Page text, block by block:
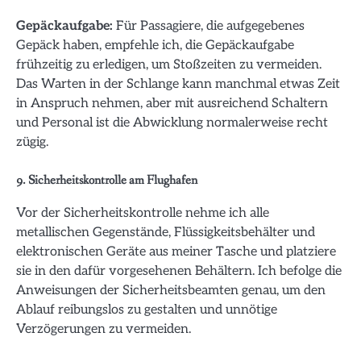
Gepäckaufgabe: Für Passagiere, die aufgegebenes
Gepäck haben, empfehle ich, die Gepäckaufgabe
frühzeitig zu erledigen, um Stoßzeiten zu vermeiden.
Das Warten in der Schlange kann manchmal etwas Zeit
in Anspruch nehmen, aber mit ausreichend Schaltern
und Personal ist die Abwicklung normalerweise recht
zügig.
9. Sicherheitskontrolle am Flughafen
Vor der Sicherheitskontrolle nehme ich alle
metallischen Gegenstände, Flüssigkeitsbehälter und
elektronischen Geräte aus meiner Tasche und platziere
sie in den dafür vorgesehenen Behältern. Ich befolge die
Anweisungen der Sicherheitsbeamten genau, um den
Ablauf reibungslos zu gestalten und unnötige
Verzögerungen zu vermeiden.